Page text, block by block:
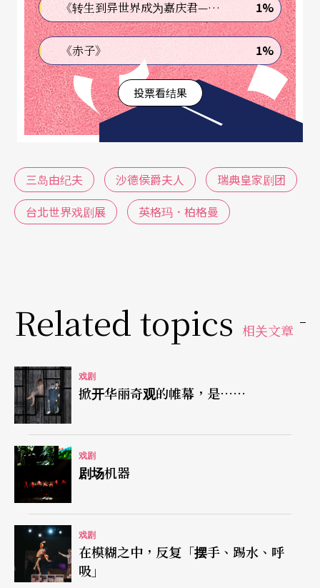
中，昻扬的法国大革命步伐如同平行发展的解放声
浪，迈步向前。性爱与伦理、解放和操控的交缠，
逐步于时代的巨大波涛中被悄然呑噬。衣衫褴褛的
沙德侯爵在剧本里被妻子拒于门外，一方面固然是
利妮雅那种「无偿的爱」的进一步觉醒，但就另一
个层次来说：一位反叛者在革命后成了新贵（新价
値的正统代言人时），也正是他历史意义的终结。
想想连丹顿、罗伯斯比这些革命领袖也一一被送上
断头台，法国大革命已如同一头血腥的野兽，沙德
力，从澁泽龙彦的《沙德侯爵》改写而成的剧作不
是在虚拟杜撰中诠释了个体在历史洪流中的代表性
意义，却又在复杂的角色网络中，淸晰地突显了社
会与个人心理、价値观念的渗透。在褥丽繁富的台
词下，三岛表现出一个准确的历史洞察力，使全剧
成为一个个体／社会解放的辩证式寓言。
傅柯说：「在沙德看来，性不具有任何标准，也没
有从其本身形成的内在规律。但它却受制于一种不
受限制的权力法律。这种权力除了它自身以外，即
《转生到异世界成为嘉庆君—发现我的祖先是诈骗集团!?》 1%
《赤子》 1%
投票看结果
三岛由纪夫 沙德侯爵夫人
瑞典皇家剧团
台北世界戏剧展
英格玛．柏格曼
Related topics 相关文章
戏剧
掀开华丽奇观的帷幕，是……
戏剧
剧场机器
戏剧
在模糊之中，反复「摆手、踢水、呼
吸」